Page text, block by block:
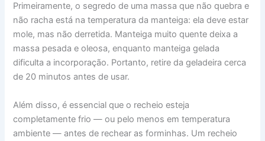
Primeiramente, o segredo de uma massa que não quebra e
não racha está na temperatura da manteiga: ela deve estar
mole, mas não derretida. Manteiga muito quente deixa a
massa pesada e oleosa, enquanto manteiga gelada
dificulta a incorporação. Portanto, retire da geladeira cerca
de 20 minutos antes de usar.
Além disso, é essencial que o recheio esteja
completamente frio — ou pelo menos em temperatura
ambiente — antes de rechear as forminhas. Um recheio